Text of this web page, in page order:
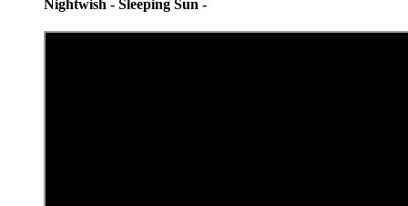
Nightwish - Sleeping Sun -